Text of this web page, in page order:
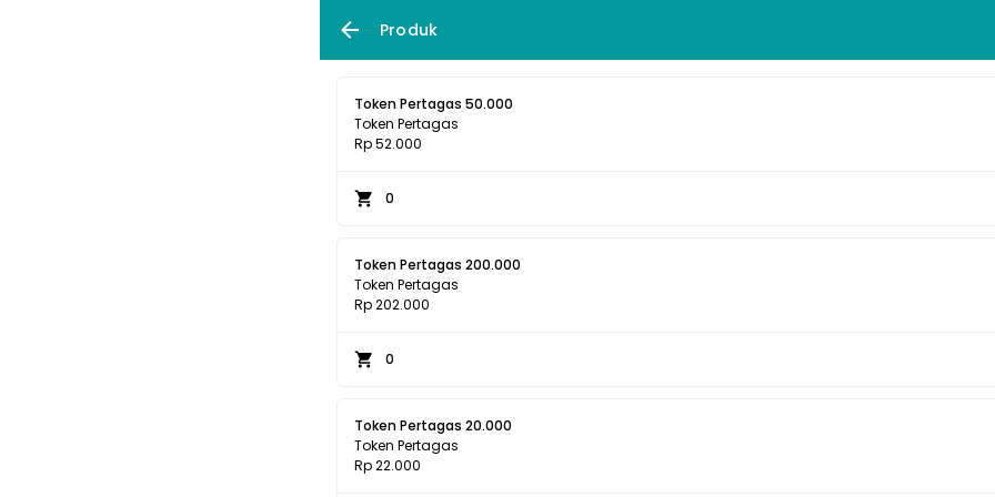
Produk
Token Pertagas 50.000
Token Pertagas
Rp 52.000
0
Token Pertagas 200.000
Token Pertagas
Rp 202.000
0
Token Pertagas 20.000
Token Pertagas
Rp 22.000